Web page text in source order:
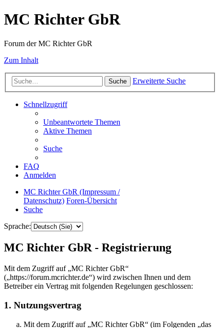
MC Richter GbR
Forum der MC Richter GbR
Zum Inhalt
Suche Erweiterte Suche
Schnellzugriff
Unbeantwortete Themen
Aktive Themen
Suche
FAQ
Anmelden
MC Richter GbR (Impressum /
Datenschutz) Foren-Übersicht
Suche
Sprache:
MC Richter GbR - Registrierung
Mit dem Zugriff auf „MC Richter GbR“
(„https://forum.mcrichter.de“) wird zwischen Ihnen und dem
Betreiber ein Vertrag mit folgenden Regelungen geschlossen:
1. Nutzungsvertrag
Mit dem Zugriff auf „MC Richter GbR“ (im Folgenden „das